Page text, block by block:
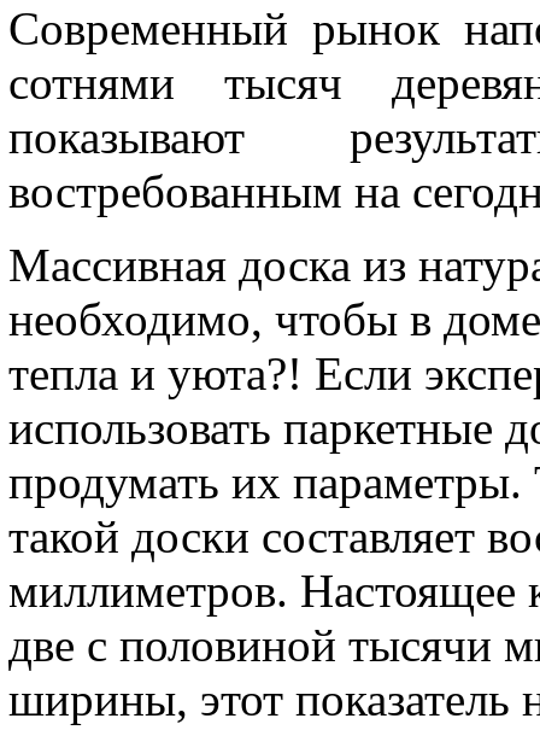
Современный рынок
сотнями тысяч
показывают
востребованным на
Массивная доска из
необходимо, чтобы в
тепла и уюта?! Если
использовать паркетные
продумать их
такой доски составляет
миллиметров. Настоящее
две с половиной тысячи
ширины, этот показатель